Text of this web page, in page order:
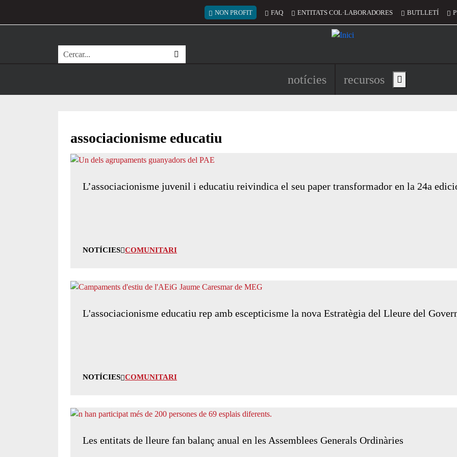
Menú del compte d'usuari
NON PROFIT FAQ ENTITATS COL·LABORADORES BUTLLETÍ
Cerca
Navegació principal de
notícies recursos Show main menu
associacionisme educatiu
L’associacionisme juvenil i educatiu reivindica el seu paper transformador en la 24a
NOTÍCIES COMUNITARI
L'associacionisme educatiu rep amb escepticisme la nova Estratègia del Lleure del
NOTÍCIES COMUNITARI
Les entitats de lleure fan balanç anual en les Assemblees Generals Ordinàries